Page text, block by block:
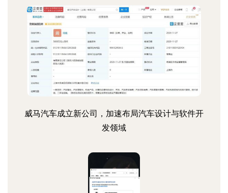
威马汽车成立新公司，加速布局汽车设计与软件开
发领域